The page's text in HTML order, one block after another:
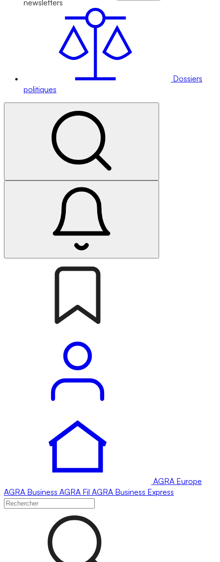
newsletters
Dossiers
politiques
AGRA Europe
AGRA Business AGRA Fil AGRA Business Express